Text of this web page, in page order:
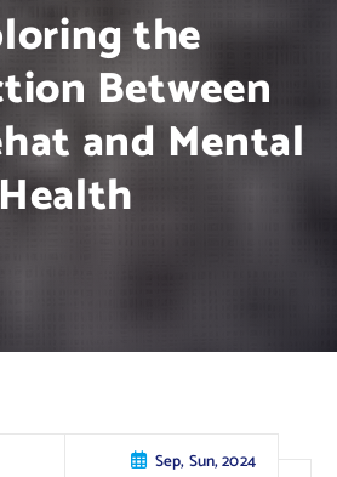
the
Between
and Mental
Health
Sep, Sun, 2024